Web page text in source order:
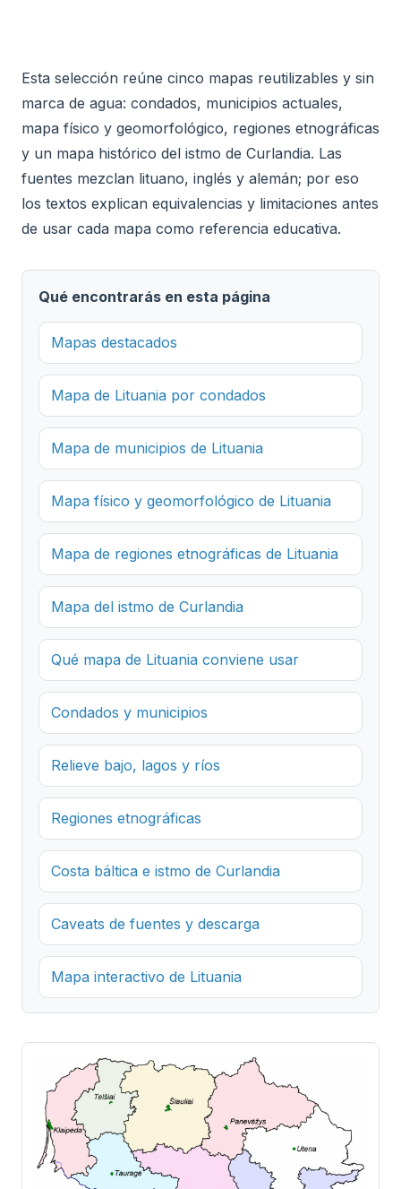
Esta selección reúne cinco mapas reutilizables y sin
marca de agua: condados, municipios actuales,
mapa físico y geomorfológico, regiones etnográficas
y un mapa histórico del istmo de Curlandia. Las
fuentes mezclan lituano, inglés y alemán; por eso
los textos explican equivalencias y limitaciones antes
de usar cada mapa como referencia educativa.
Qué encontrarás en esta página
Mapas destacados
Mapa de Lituania por condados
Mapa de municipios de Lituania
Mapa físico y geomorfológico de Lituania
Mapa de regiones etnográficas de Lituania
Mapa del istmo de Curlandia
Qué mapa de Lituania conviene usar
Condados y municipios
Relieve bajo, lagos y ríos
Regiones etnográficas
Costa báltica e istmo de Curlandia
Caveats de fuentes y descarga
Mapa interactivo de Lituania